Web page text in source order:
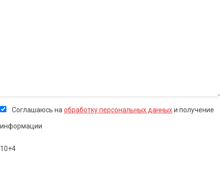
Соглашаюсь на обработку персональных данныхи получение
информации
10+4